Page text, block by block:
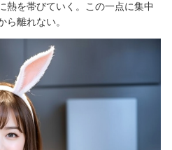
熱を帯びていく。この一点に集中
ら離れない。